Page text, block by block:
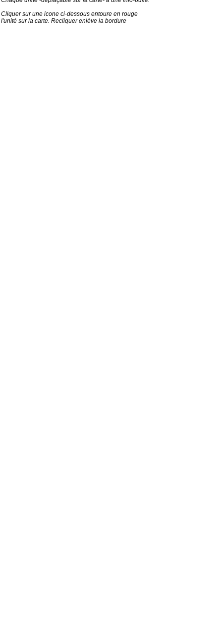
Cliquer sur une icone ci-dessous entoure en rouge
l'unité sur la carte. Recliquer enlève la bordure